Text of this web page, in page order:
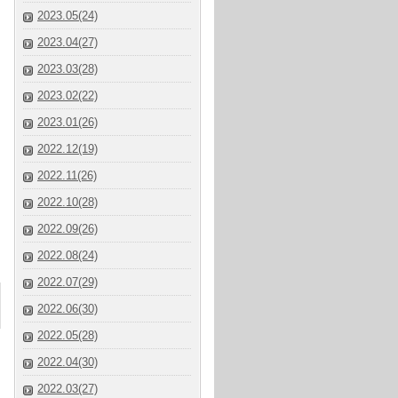
2023.05(24)
2023.04(27)
2023.03(28)
2023.02(22)
2023.01(26)
2022.12(19)
2022.11(26)
2022.10(28)
2022.09(26)
2022.08(24)
2022.07(29)
2022.06(30)
2022.05(28)
2022.04(30)
2022.03(27)